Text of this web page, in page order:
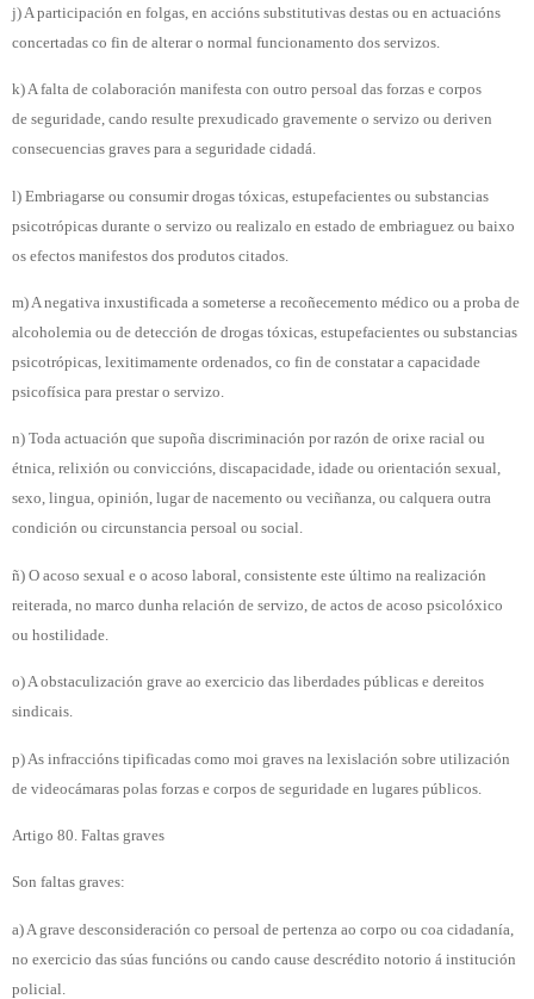
j) A participación en folgas, en accións substitutivas destas ou en actuacións
concertadas co fin de alterar o normal funcionamento dos servizos.
k) A falta de colaboración manifesta con outro persoal das forzas e corpos
de seguridade, cando resulte prexudicado gravemente o servizo ou deriven
consecuencias graves para a seguridade cidadá.
l) Embriagarse ou consumir drogas tóxicas, estupefacientes ou substancias
psicotrópicas durante o servizo ou realizalo en estado de embriaguez ou baixo
os efectos manifestos dos produtos citados.
m) A negativa inxustificada a someterse a recoñecemento médico ou a proba de
alcoholemia ou de detección de drogas tóxicas, estupefacientes ou substancias
psicotrópicas, lexitimamente ordenados, co fin de constatar a capacidade
psicofísica para prestar o servizo.
n) Toda actuación que supoña discriminación por razón de orixe racial ou
étnica, relixión ou conviccións, discapacidade, idade ou orientación sexual,
sexo, lingua, opinión, lugar de nacemento ou veciñanza, ou calquera outra
condición ou circunstancia persoal ou social.
ñ) O acoso sexual e o acoso laboral, consistente este último na realización
reiterada, no marco dunha relación de servizo, de actos de acoso psicolóxico
ou hostilidade.
o) A obstaculización grave ao exercicio das liberdades públicas e dereitos
sindicais.
p) As infraccións tipificadas como moi graves na lexislación sobre utilización
de videocámaras polas forzas e corpos de seguridade en lugares públicos.
Artigo 80. Faltas graves
Son faltas graves:
a) A grave desconsideración co persoal de pertenza ao corpo ou coa cidadanía,
no exercicio das súas funcións ou cando cause descrédito notorio á institución
policial.